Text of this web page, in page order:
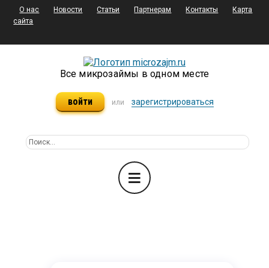
О нас Новости Статьи Партнерам Контакты
Карта
сайта
Все микрозаймы в одном месте
войти или зарегистрироваться